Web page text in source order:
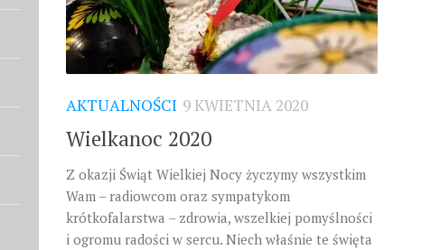
AKTUALNOŚCI 9 KWIETNIA 2020
Wielkanoc 2020
Z okazji Świąt Wielkiej Nocy życzymy wszystkim
Wam – radiowcom oraz sympatykom
krótkofalarstwa – zdrowia, wszelkiej pomyślności
i ogromu radości w sercu. Niech właśnie te święta